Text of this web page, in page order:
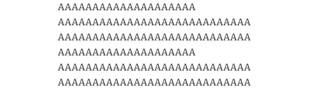
AAAAAAAAAAAAAAAAAAAA
AAAAAAAAAAAAAAAAAAAAAAAAAAAA
AAAAAAAAAAAAAAAAAAAAAAAAAAAA
AAAAAAAAAAAAAAAAAAAA
AAAAAAAAAAAAAAAAAAAAAAAAAAAA
AAAAAAAAAAAAAAAAAAAAAAAAAAAA